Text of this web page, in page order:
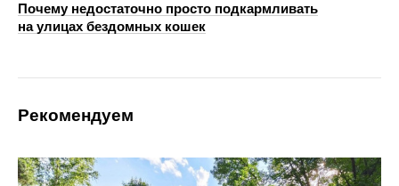
Почему недостаточно просто подкармливать
на улицах бездомных кошек
Рекомендуем